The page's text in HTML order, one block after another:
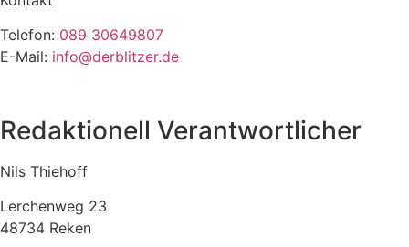
Telefon: 089 30649807
E-Mail: info@derblitzer.de
Redaktionell Verantwortlicher
Nils Thiehoff
Lerchenweg 23
48734 Reken